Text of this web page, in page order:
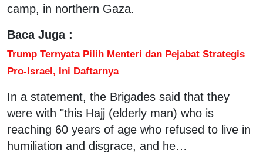
camp, in northern Gaza.
Baca Juga :
Trump Ternyata Pilih Menteri dan Pejabat Strategis
Pro-Israel, Ini Daftarnya
In a statement, the Brigades said that they
were with "this Hajj (elderly man) who is
reaching 60 years of age who refused to live in
humiliation and disgrace, and he…